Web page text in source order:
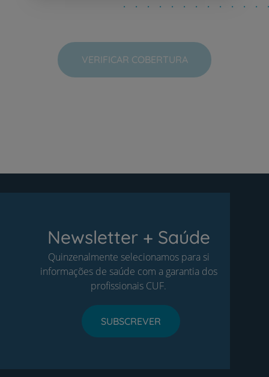
VERIFICAR COBERTURA
Newsletter + Saúde
Quinzenalmente selecionamos para si
informações de saúde com a garantia dos
profissionais CUF.
SUBSCREVER